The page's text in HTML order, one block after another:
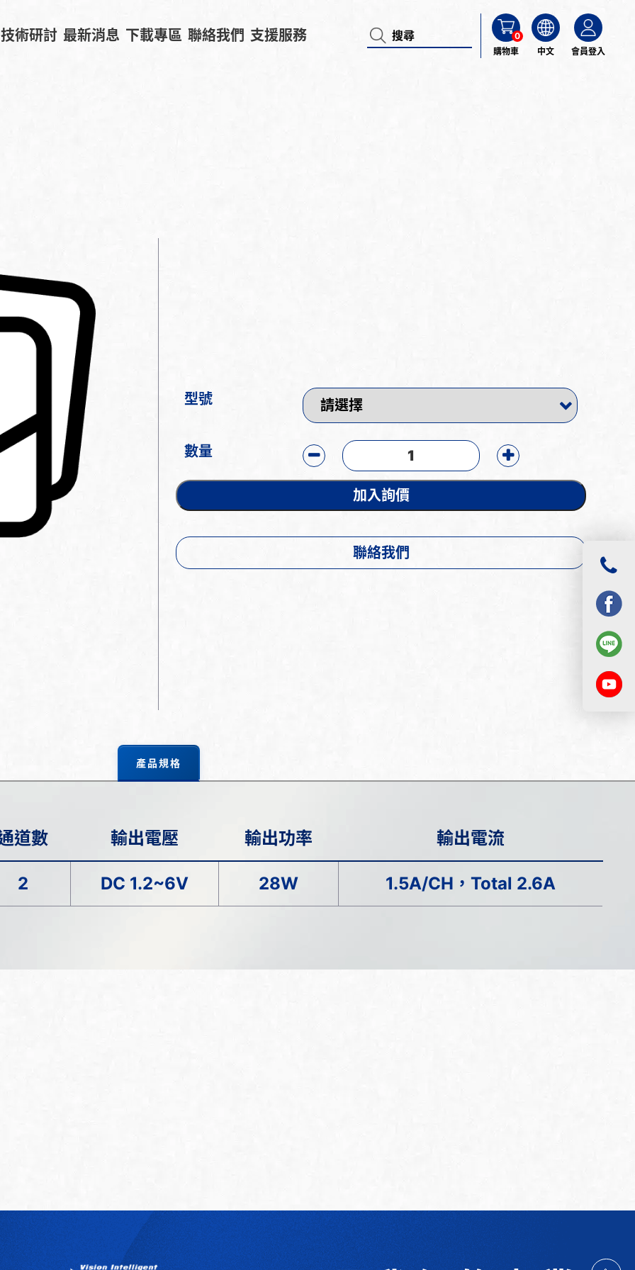
技術研討 最新消息 下載專區 聯絡我們 支援服務
0
購物車
中文 會員登入
型號
數量
加入詢價
聯絡我們
產品規格
道數 輸出電壓 輸出功率 輸出電流
2 DC 1.2~6V 28W 1.5A/CH，Total 2.6A